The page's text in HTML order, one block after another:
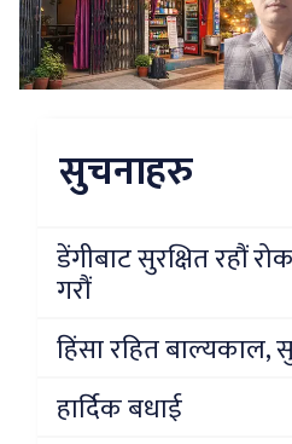
सुचनाहरु
डेंगीबाट सुरक्षित रहौं
गरौं
हिंसा रहित
हार्दिक बधाई